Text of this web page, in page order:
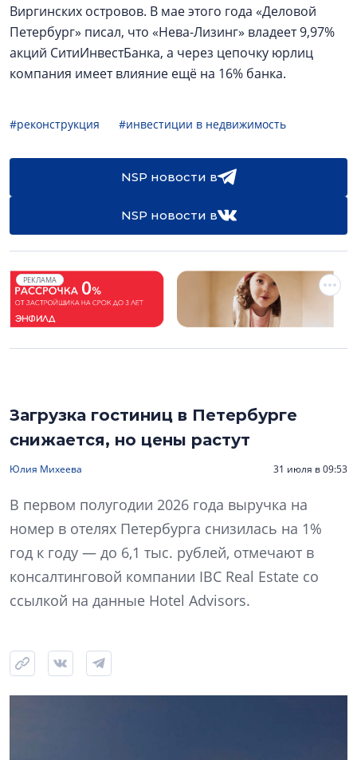
Виргинских островов. В мае этого года «Деловой
Петербург» писал, что «Нева-Лизинг» владеет 9,97%
акций СитиИнвестБанка, а через цепочку юрлиц
компания имеет влияние ещё на 16% банка.
#реконструкция #инвестиции в недвижимость
NSP новости в
NSP новости в
РЕКЛАМА
Загрузка гостиниц в Петербурге
снижается, но цены растут
Юлия Михеева 31 июля в 09:53
В первом полугодии 2026 года выручка на
номер в отелях Петербурга снизилась на 1%
год к году — до 6,1 тыс. рублей, отмечают в
консалтинговой компании IBC Real Estate со
ссылкой на данные Hotel Advisors.